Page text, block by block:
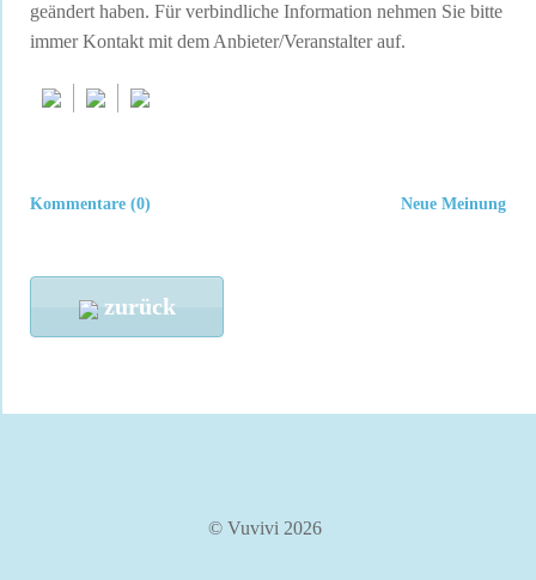
geändert haben. Für verbindliche Information nehmen Sie bitte
immer Kontakt mit dem Anbieter/Veranstalter auf.
Neue Meinung
Kommentare (0)
zurück
© Vuvivi 2026